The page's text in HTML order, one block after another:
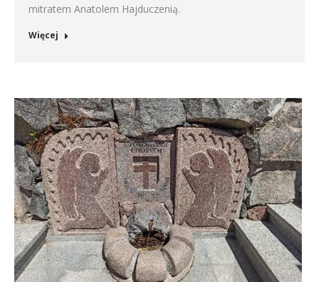
mitratem Anatolem Hajduczenią.
Więcej